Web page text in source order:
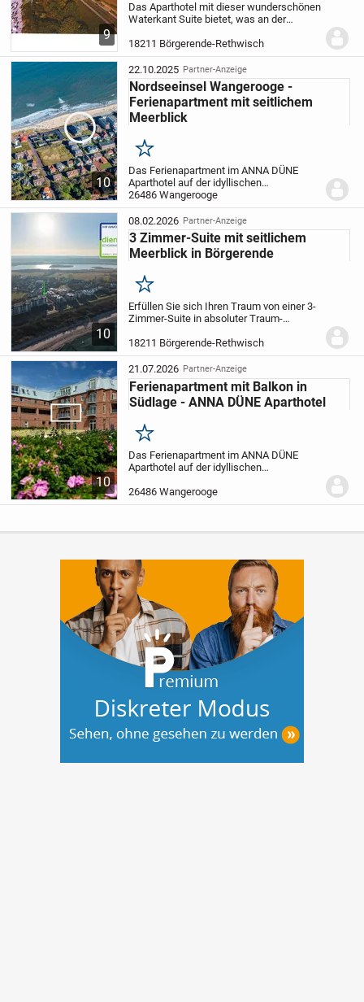
9
Das Aparthotel mit dieser wunderschönen
Waterkant Suite bietet, was an der
finden ist - beste Premium-Lage direkt am
Strandzugang gepaart mit einem 680 m²
großen...
18211 Börgerende-Rethwisch
10
22.10.2025 Partner-Anzeige
Nordseeinsel Wangerooge -
Ferienapartment mit seitlichem
Meerblick
Merken
Das Ferienapartment im ANNA DÜNE
Aparthotel auf der idyllischen
Nordseeinsel Wangerooge bietet nicht nur
eine traumhafte Lage, sondern auch
einen seitlichen Meerblick. Mit einer
Wohnfläche von ca. 46...
26486 Wangerooge
10
08.02.2026 Partner-Anzeige
3 Zimmer-Suite mit seitlichem
Meerblick in Börgerende
Merken
Erfüllen Sie sich Ihren Traum von einer 3-
Zimmer-Suite in absoluter Traum-
sich in dem Aparthotel "Waterkant Suites"
in Börgerende, mit direkter Strandlage,...
18211 Börgerende-Rethwisch
10
21.07.2026 Partner-Anzeige
Ferienapartment mit Balkon in
Südlage - ANNA DÜNE Aparthotel
Merken
Das Ferienapartment im ANNA DÜNE
Aparthotel auf der idyllischen
eine traumhafte Lage des Objekts,
sondern auch einen tollen Balkon in
26486 Wangerooge